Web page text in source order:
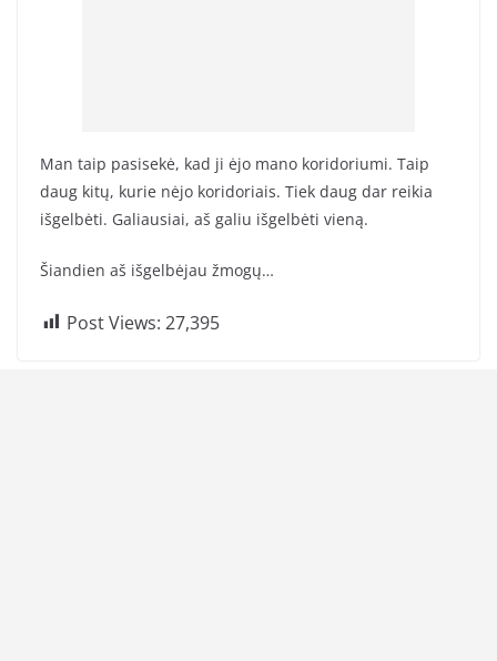
Man taip pasisekė, kad ji ėjo mano koridoriumi. Taip
daug kitų, kurie nėjo koridoriais. Tiek daug dar reikia
išgelbėti. Galiausiai, aš galiu išgelbėti vieną.
Šiandien aš išgelbėjau žmogų…
Post Views: 27,395